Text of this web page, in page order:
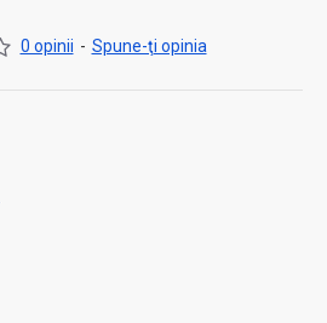
0 opinii - Spune-ţi opinia